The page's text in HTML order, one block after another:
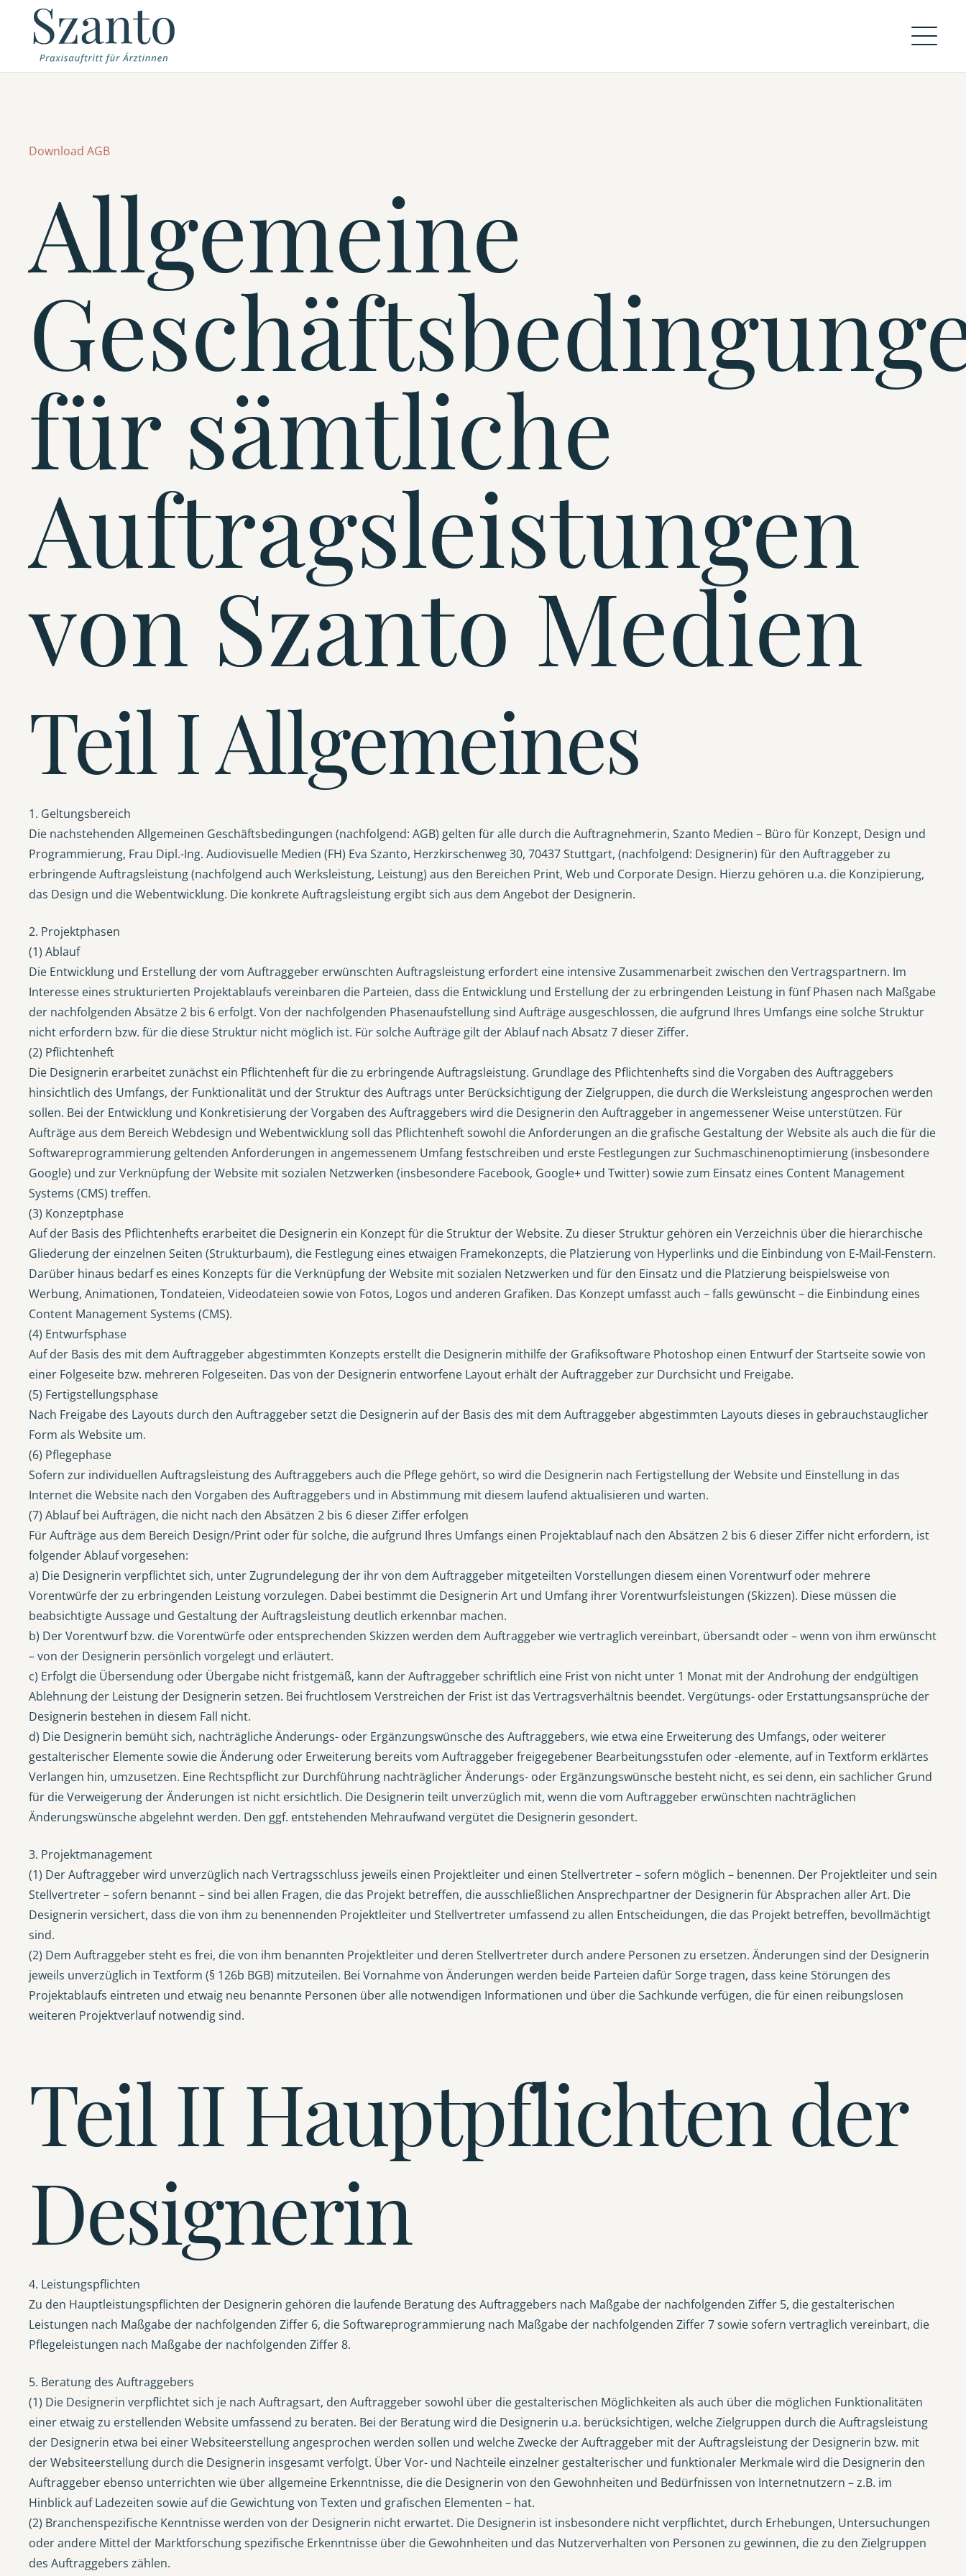
Download AGB
Allgemeine
für sämtliche
Auftragsleistungen
von Szanto Medien
Teil I Allgemeines
1. Geltungsbereich
Die nachstehenden Allgemeinen Geschäftsbedingungen (nachfolgend: AGB) gelten für alle durch die Auftragnehmerin, Szanto Medien – Büro für Konzept, Design und
Programmierung, Frau Dipl.-Ing. Audiovisuelle Medien (FH) Eva Szanto, Herzkirschenweg 30, 70437 Stuttgart, (nachfolgend: Designerin) für den Auftraggeber zu
erbringende Auftragsleistung (nachfolgend auch Werksleistung, Leistung) aus den Bereichen Print, Web und Corporate Design. Hierzu gehören u.a. die Konzipierung,
das Design und die Webentwicklung. Die konkrete Auftragsleistung ergibt sich aus dem Angebot der Designerin.
2. Projektphasen
(1) Ablauf
Die Entwicklung und Erstellung der vom Auftraggeber erwünschten Auftragsleistung erfordert eine intensive Zusammenarbeit zwischen den Vertragspartnern. Im
Interesse eines strukturierten Projektablaufs vereinbaren die Parteien, dass die Entwicklung und Erstellung der zu erbringenden Leistung in fünf Phasen nach Maßgabe
der nachfolgenden Absätze 2 bis 6 erfolgt. Von der nachfolgenden Phasenaufstellung sind Aufträge ausgeschlossen, die aufgrund Ihres Umfangs eine solche Struktur
nicht erfordern bzw. für die diese Struktur nicht möglich ist. Für solche Aufträge gilt der Ablauf nach Absatz 7 dieser Ziffer.
(2) Pflichtenheft
Die Designerin erarbeitet zunächst ein Pflichtenheft für die zu erbringende Auftragsleistung. Grundlage des Pflichtenhefts sind die Vorgaben des Auftraggebers
hinsichtlich des Umfangs, der Funktionalität und der Struktur des Auftrags unter Berücksichtigung der Zielgruppen, die durch die Werksleistung angesprochen werden
sollen. Bei der Entwicklung und Konkretisierung der Vorgaben des Auftraggebers wird die Designerin den Auftraggeber in angemessener Weise unterstützen. Für
Aufträge aus dem Bereich Webdesign und Webentwicklung soll das Pflichtenheft sowohl die Anforderungen an die grafische Gestaltung der Website als auch die für die
Softwareprogrammierung geltenden Anforderungen in angemessenem Umfang festschreiben und erste Festlegungen zur Suchmaschinenoptimierung (insbesondere
Google) und zur Verknüpfung der Website mit sozialen Netzwerken (insbesondere Facebook, Google+ und Twitter) sowie zum Einsatz eines Content Management
Systems (CMS) treffen.
(3) Konzeptphase
Auf der Basis des Pflichtenhefts erarbeitet die Designerin ein Konzept für die Struktur der Website. Zu dieser Struktur gehören ein Verzeichnis über die hierarchische
Gliederung der einzelnen Seiten (Strukturbaum), die Festlegung eines etwaigen Framekonzepts, die Platzierung von Hyperlinks und die Einbindung von E-Mail-Fenstern.
Darüber hinaus bedarf es eines Konzepts für die Verknüpfung der Website mit sozialen Netzwerken und für den Einsatz und die Platzierung beispielsweise von
Werbung, Animationen, Tondateien, Videodateien sowie von Fotos, Logos und anderen Grafiken. Das Konzept umfasst auch – falls gewünscht – die Einbindung eines
Content Management Systems (CMS).
(4) Entwurfsphase
Auf der Basis des mit dem Auftraggeber abgestimmten Konzepts erstellt die Designerin mithilfe der Grafiksoftware Photoshop einen Entwurf der Startseite sowie von
einer Folgeseite bzw. mehreren Folgeseiten. Das von der Designerin entworfene Layout erhält der Auftraggeber zur Durchsicht und Freigabe.
(5) Fertigstellungsphase
Nach Freigabe des Layouts durch den Auftraggeber setzt die Designerin auf der Basis des mit dem Auftraggeber abgestimmten Layouts dieses in gebrauchstauglicher
Form als Website um.
(6) Pflegephase
Sofern zur individuellen Auftragsleistung des Auftraggebers auch die Pflege gehört, so wird die Designerin nach Fertigstellung der Website und Einstellung in das
Internet die Website nach den Vorgaben des Auftraggebers und in Abstimmung mit diesem laufend aktualisieren und warten.
(7) Ablauf bei Aufträgen, die nicht nach den Absätzen 2 bis 6 dieser Ziffer erfolgen
Für Aufträge aus dem Bereich Design/Print oder für solche, die aufgrund Ihres Umfangs einen Projektablauf nach den Absätzen 2 bis 6 dieser Ziffer nicht erfordern, ist
folgender Ablauf vorgesehen:
a) Die Designerin verpflichtet sich, unter Zugrundelegung der ihr von dem Auftraggeber mitgeteilten Vorstellungen diesem einen Vorentwurf oder mehrere
Vorentwürfe der zu erbringenden Leistung vorzulegen. Dabei bestimmt die Designerin Art und Umfang ihrer Vorentwurfsleistungen (Skizzen). Diese müssen die
beabsichtigte Aussage und Gestaltung der Auftragsleistung deutlich erkennbar machen.
b) Der Vorentwurf bzw. die Vorentwürfe oder entsprechenden Skizzen werden dem Auftraggeber wie vertraglich vereinbart, übersandt oder – wenn von ihm erwünscht
– von der Designerin persönlich vorgelegt und erläutert.
c) Erfolgt die Übersendung oder Übergabe nicht fristgemäß, kann der Auftraggeber schriftlich eine Frist von nicht unter 1 Monat mit der Androhung der endgültigen
Ablehnung der Leistung der Designerin setzen. Bei fruchtlosem Verstreichen der Frist ist das Vertragsverhältnis beendet. Vergütungs- oder Erstattungsansprüche der
Designerin bestehen in diesem Fall nicht.
d) Die Designerin bemüht sich, nachträgliche Änderungs- oder Ergänzungswünsche des Auftraggebers, wie etwa eine Erweiterung des Umfangs, oder weiterer
gestalterischer Elemente sowie die Änderung oder Erweiterung bereits vom Auftraggeber freigegebener Bearbeitungsstufen oder -elemente, auf in Textform erklärtes
Verlangen hin, umzusetzen. Eine Rechtspflicht zur Durchführung nachträglicher Änderungs- oder Ergänzungswünsche besteht nicht, es sei denn, ein sachlicher Grund
für die Verweigerung der Änderungen ist nicht ersichtlich. Die Designerin teilt unverzüglich mit, wenn die vom Auftraggeber erwünschten nachträglichen
Änderungswünsche abgelehnt werden. Den ggf. entstehenden Mehraufwand vergütet die Designerin gesondert.
3. Projektmanagement
(1) Der Auftraggeber wird unverzüglich nach Vertragsschluss jeweils einen Projektleiter und einen Stellvertreter – sofern möglich – benennen. Der Projektleiter und sein
Stellvertreter – sofern benannt – sind bei allen Fragen, die das Projekt betreffen, die ausschließlichen Ansprechpartner der Designerin für Absprachen aller Art. Die
Designerin versichert, dass die von ihm zu benennenden Projektleiter und Stellvertreter umfassend zu allen Entscheidungen, die das Projekt betreffen, bevollmächtigt
sind.
(2) Dem Auftraggeber steht es frei, die von ihm benannten Projektleiter und deren Stellvertreter durch andere Personen zu ersetzen. Änderungen sind der Designerin
jeweils unverzüglich in Textform (§ 126b BGB) mitzuteilen. Bei Vornahme von Änderungen werden beide Parteien dafür Sorge tragen, dass keine Störungen des
Projektablaufs eintreten und etwaig neu benannte Personen über alle notwendigen Informationen und über die Sachkunde verfügen, die für einen reibungslosen
weiteren Projektverlauf notwendig sind.
Teil II Hauptpflichten der
Designerin
4. Leistungspflichten
Zu den Hauptleistungspflichten der Designerin gehören die laufende Beratung des Auftraggebers nach Maßgabe der nachfolgenden Ziffer 5, die gestalterischen
Leistungen nach Maßgabe der nachfolgenden Ziffer 6, die Softwareprogrammierung nach Maßgabe der nachfolgenden Ziffer 7 sowie sofern vertraglich vereinbart, die
Pflegeleistungen nach Maßgabe der nachfolgenden Ziffer 8.
5. Beratung des Auftraggebers
(1) Die Designerin verpflichtet sich je nach Auftragsart, den Auftraggeber sowohl über die gestalterischen Möglichkeiten als auch über die möglichen Funktionalitäten
einer etwaig zu erstellenden Website umfassend zu beraten. Bei der Beratung wird die Designerin u.a. berücksichtigen, welche Zielgruppen durch die Auftragsleistung
der Designerin etwa bei einer Websiteerstellung angesprochen werden sollen und welche Zwecke der Auftraggeber mit der Auftragsleistung der Designerin bzw. mit
der Websiteerstellung durch die Designerin insgesamt verfolgt. Über Vor- und Nachteile einzelner gestalterischer und funktionaler Merkmale wird die Designerin den
Auftraggeber ebenso unterrichten wie über allgemeine Erkenntnisse, die die Designerin von den Gewohnheiten und Bedürfnissen von Internetnutzern – z.B. im
Hinblick auf Ladezeiten sowie auf die Gewichtung von Texten und grafischen Elementen – hat.
(2) Branchenspezifische Kenntnisse werden von der Designerin nicht erwartet. Die Designerin ist insbesondere nicht verpflichtet, durch Erhebungen, Untersuchungen
oder andere Mittel der Marktforschung spezifische Erkenntnisse über die Gewohnheiten und das Nutzerverhalten von Personen zu gewinnen, die zu den Zielgruppen
des Auftraggebers zählen.